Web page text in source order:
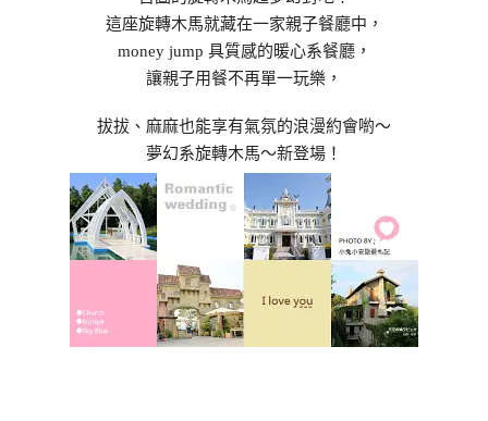
這座旋轉木馬就藏在一家親子餐廳中，
money jump 具質感的暖心系餐廳，
讓親子用餐不再單一玩樂，
拔拔、麻麻也能享有氣氛的浪漫約會喲～
夢幻系旋轉木馬～新登場！